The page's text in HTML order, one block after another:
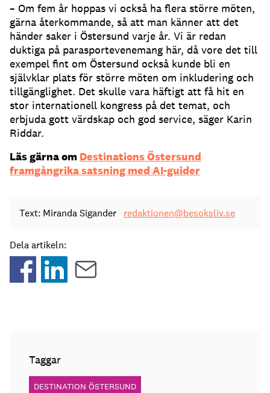
– Om fem år hoppas vi också ha flera större möten,
gärna återkommande, så att man känner att det
händer saker i Östersund varje år. Vi är redan
duktiga på parasportevenemang här, då vore det till
exempel fint om Östersund också kunde bli en
självklar plats för större möten om inkludering och
tillgänglighet. Det skulle vara häftigt att få hit en
stor internationell kongress på det temat, och
erbjuda gott värdskap och god service, säger Karin
Riddar.
Läs gärna om Destinations Östersund
framgångrika satsning med AI-guider
Text: Miranda Sigander redaktionen@besoksliv.se
Dela artikeln:
Taggar
DESTINATION ÖSTERSUND